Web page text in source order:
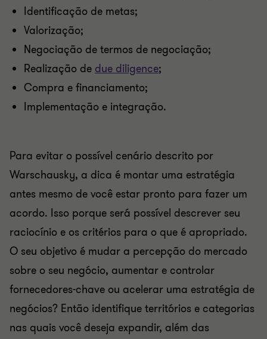
Identificação de metas;
Valorização;
Negociação de termos de negociação;
Realização de due diligence;
Compra e financiamento;
Implementação e integração.
Para evitar o possível cenário descrito por
Warschausky, a dica é montar uma estratégia
antes mesmo de você estar pronto para fazer um
acordo. Isso porque será possível descrever seu
raciocínio e os critérios para o que é apropriado.
O seu objetivo é mudar a percepção do mercado
sobre o seu negócio, aumentar e controlar
fornecedores-chave ou acelerar uma estratégia de
negócios? Então identifique territórios e categorias
nas quais você deseja expandir, além das